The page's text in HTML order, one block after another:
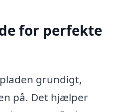
for perfekte
grundigt,
på. Det hjælper